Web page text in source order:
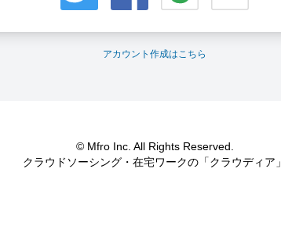
アカウント作成はこちら
© Mfro Inc. All Rights Reserved.
クラウドソーシング・在宅ワークの「クラウディア」